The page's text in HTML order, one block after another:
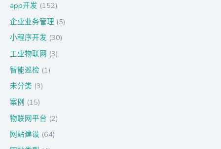
app开发 (152)
企业业务管理 (5)
小程序开发 (30)
工业物联网 (3)
智能巡检 (1)
未分类 (3)
案例 (15)
物联网平台 (2)
网站建设 (64)